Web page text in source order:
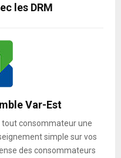
les DRM
Var-Est
tout consommateur une
simple sur vos
des consommateurs